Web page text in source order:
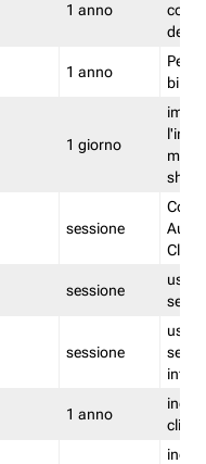
1 anno
dei
1 anno
1 giorno
shp
sessione
sessione
sessione
1 anno